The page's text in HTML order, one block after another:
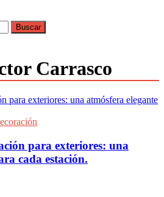
Carrasco
para exteriores: una
cada estación.